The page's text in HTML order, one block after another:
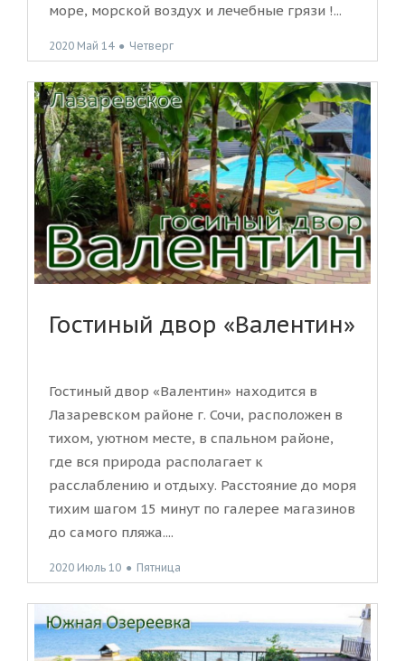
море, морской воздух и лечебные грязи !...
2020 Май 14 ● Четверг
Гостиный двор «Валентин»
Гостиный двор «Валентин» находится в
Лазаревском районе г. Сочи, расположен в
тихом, уютном месте, в спальном районе,
где вся природа располагает к
расслаблению и отдыху. Расстояние до моря
тихим шагом 15 минут по галерее магазинов
до самого пляжа....
2020 Июль 10 ● Пятница